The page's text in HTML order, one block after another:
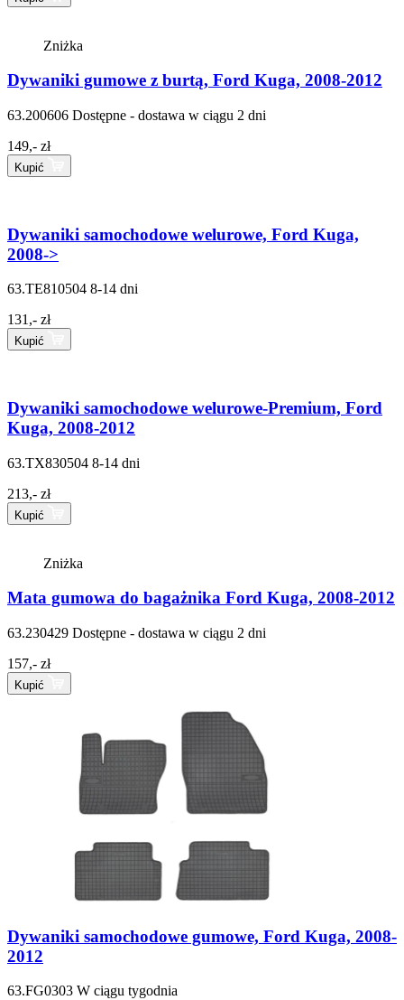
Zniżka
Dywaniki gumowe z burtą, Ford Kuga, 2008-2012
63.200606 Dostępne - dostawa w ciągu 2 dni
149,- zł
Kupić
Dywaniki samochodowe welurowe, Ford Kuga,
2008->
63.TE810504 8-14 dni
131,- zł
Kupić
Dywaniki samochodowe welurowe-Premium, Ford
Kuga, 2008-2012
63.TX830504 8-14 dni
213,- zł
Kupić
Zniżka
Mata gumowa do bagażnika Ford Kuga, 2008-2012
63.230429 Dostępne - dostawa w ciągu 2 dni
157,- zł
Kupić
Dywaniki samochodowe gumowe, Ford Kuga, 2008-
2012
63.FG0303 W ciągu tygodnia